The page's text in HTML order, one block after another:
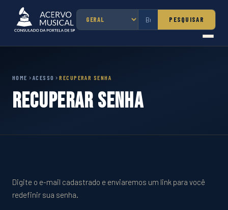
PESQUISAR
HOME ACESSO RECUPERAR SENHA
Recuperar Senha
Digite o e-mail cadastrado e enviaremos um link para você
redefinir sua senha.